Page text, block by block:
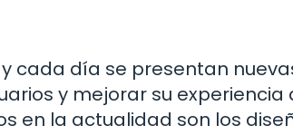
cada día se presentan
y mejorar su experiencia
en la actualidad son los